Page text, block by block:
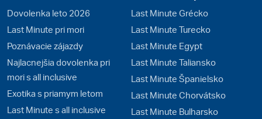
Dovolenka leto 2026
Last Minute pri mori
Poznávacie zájazdy
Najlacnejšia dovolenka pri
mori s all inclusive
Exotika s priamym letom
Last Minute s all inclusive
Last Minute Grécko
Last Minute Turecko
Last Minute Egypt
Last Minute Taliansko
Last Minute Španielsko
Last Minute Chorvátsko
Last Minute Bulharsko